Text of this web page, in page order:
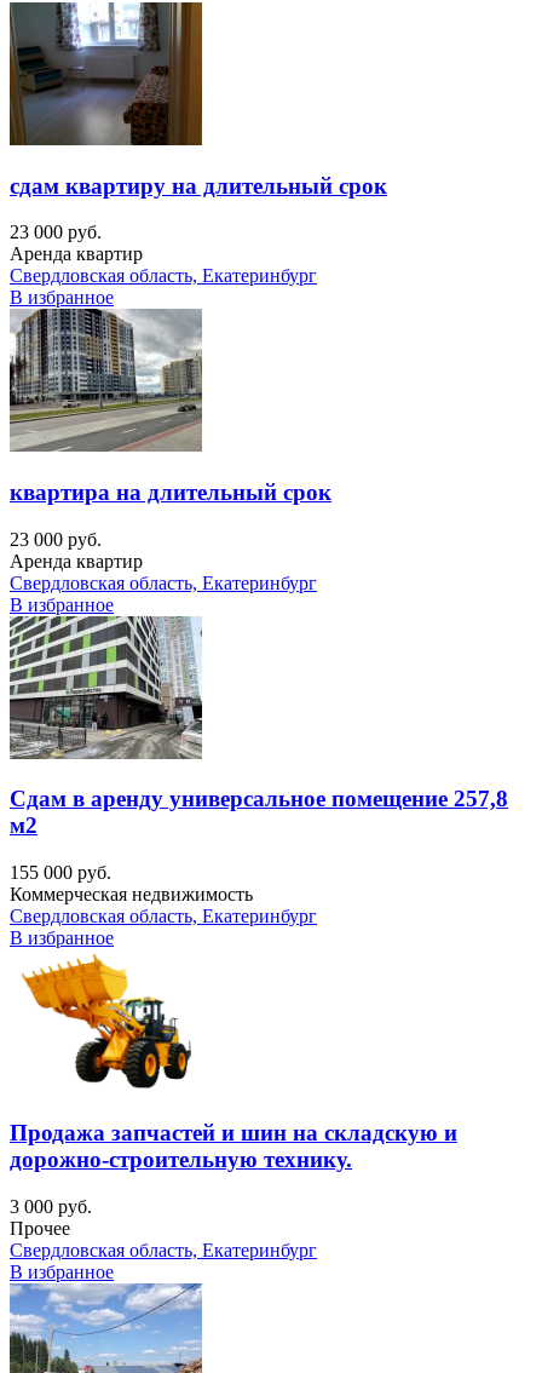
сдам квартиру на длительный срок
23 000 руб.
Аренда квартир
Свердловская область, Екатеринбург
В избранное
квартира на длительный срок
23 000 руб.
Аренда квартир
Свердловская область, Екатеринбург
В избранное
Сдам в аренду универсальное помещение 257,8
м2
155 000 руб.
Коммерческая недвижимость
Свердловская область, Екатеринбург
В избранное
Продажа запчастей и шин на складскую и
дорожно-строительную технику.
3 000 руб.
Прочее
Свердловская область, Екатеринбург
В избранное